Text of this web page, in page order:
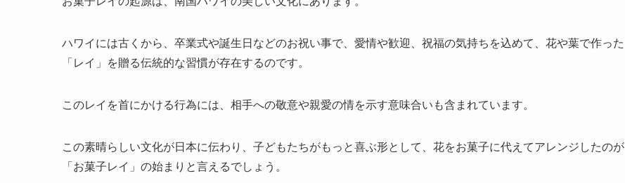
ハワイには古くから、卒業式や誕生日などのお祝い事で、愛情や歓迎、祝福の気持ちを込めて、花や葉で作った
「レイ」を贈る伝統的な習慣が存在するのです。
このレイを首にかける行為には、相手への敬意や親愛の情を示す意味合いも含まれています。
この素晴らしい文化が日本に伝わり、子どもたちがもっと喜ぶ形として、花をお菓子に代えてアレンジしたのが
「お菓子レイ」の始まりと言えるでしょう。